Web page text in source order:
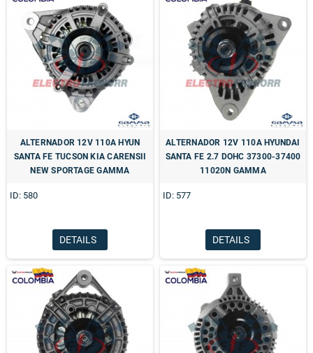
ALTERNADOR 12V 110A HYUN
SANTA FE TUCSON KIA CARENSII
NEW SPORTAGE GAMMA
ID: 580
DETAILS
ALTERNADOR 12V 110A HYUNDAI
SANTA FE 2.7 DOHC 37300-37400
11020N GAMMA
ID: 577
DETAILS